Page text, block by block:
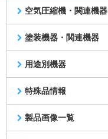
空気圧縮機・関連機器
塗装機器・関連機器
用途別機器
特殊品情報
製品画像一覧